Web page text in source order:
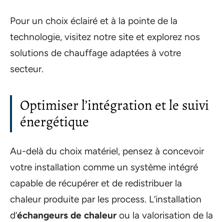
Pour un choix éclairé et à la pointe de la
technologie, visitez notre site et explorez nos
solutions de chauffage adaptées à votre
secteur.
Optimiser l’intégration et le suivi
énergétique
Au-delà du choix matériel, pensez à concevoir
votre installation comme un système intégré
capable de récupérer et de redistribuer la
chaleur produite par les process. L’installation
d’échangeurs de chaleur ou la valorisation de la